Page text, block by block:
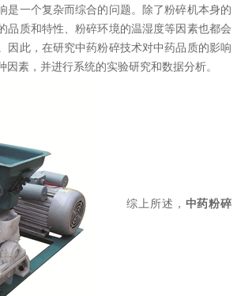
是一个复杂而综合的问题。除了粉碎机本身的
品质和特性、粉碎环境的温湿度等因素也都会
因此，在研究中药粉碎技术对中药品质的影响
因素，并进行系统的实验研究和数据分析。
综上所述， 中药粉碎